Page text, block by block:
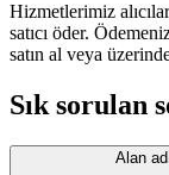
Hizmetlerimiz
satıcı öder.
satın al veya
Sık sorulan
Alan